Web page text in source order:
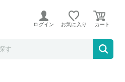
ます。
ログイン お気に入り
風呂 排水口